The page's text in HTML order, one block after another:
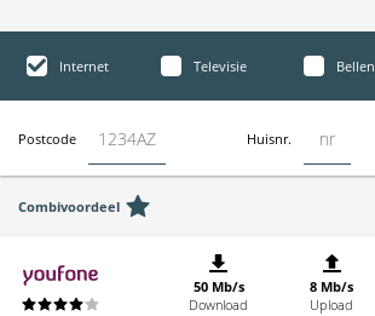
Internet Televisie Bellen
Postcode Huisnr.
Combivoordeel
50 Mb/s
Download
8 Mb/s
Upload